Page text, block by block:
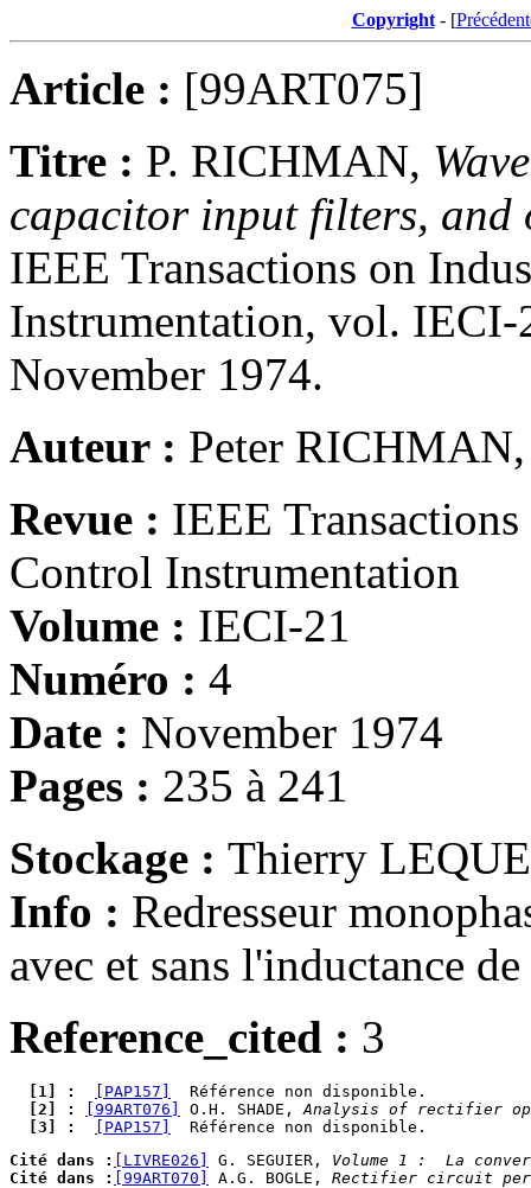
Copyright- [
Article : [99ART075]
Titre : P. RICHMAN,
capacitor input filters, and
IEEE Transactions on
Instrumentation, vol.
November 1974.
Auteur : Peter
Revue : IEEE
Control Instrumentation
Volume : IECI-21
Numéro : 4
Date : November 1974
Pages : 235 à 241
Stockage : Thierry
Info : Redresseur
avec et sans l'inductance
Reference_cited : 3
  [1] :
[PAP157]
  [2] :
[99ART076] O.H. SHADE, Analysis of rectifier
  [3] :
[PAP157]
Cité dans :
[LIVRE026] G. SEGUIER, Volume 1 :  La
Cité dans :
[99ART070] A.G. BOGLE, Rectifier circuit